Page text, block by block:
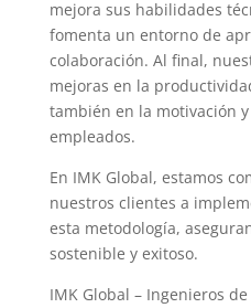
mejora sus habilidades
fomenta un entorno de
colaboración. Al final,
mejoras en la
también en la motivación
empleados.
En IMK Global, estamos
nuestros clientes a
esta metodología,
sostenible y exitoso.
IMK Global – Ingenieros